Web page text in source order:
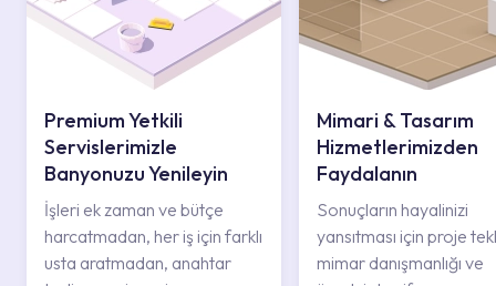
Premium Yetkili
Servislerimizle
Banyonuzu Yenileyin
İşleri ek zaman ve bütçe
harcatmadan, her iş için farklı
usta aratmadan, anahtar
Mimari & Tasarım
Hizmetlerimizden
Faydalanın
Sonuçların hayalinizi
yansıtması için proje
mimar danışmanlığı ve